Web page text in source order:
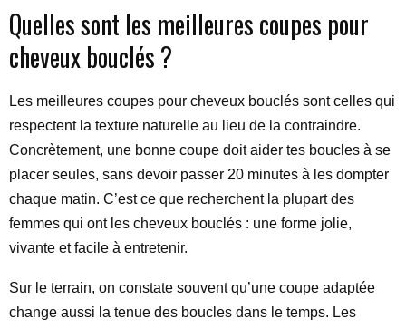
Quelles sont les meilleures coupes pour
cheveux bouclés ?
Les meilleures coupes pour cheveux bouclés sont celles qui
respectent la texture naturelle au lieu de la contraindre.
Concrètement, une bonne coupe doit aider tes boucles à se
placer seules, sans devoir passer 20 minutes à les dompter
chaque matin. C’est ce que recherchent la plupart des
femmes qui ont les cheveux bouclés : une forme jolie,
vivante et facile à entretenir.
Sur le terrain, on constate souvent qu’une coupe adaptée
change aussi la tenue des boucles dans le temps. Les